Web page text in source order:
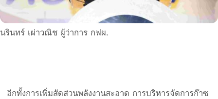
นรินทร์ เผ่าวณิช ผู้ว่าการ กฟผ.
อีกทั้งการเพิ่มสัดส่วนพลังงานสะอาด การบริหารจัดการก๊าซ